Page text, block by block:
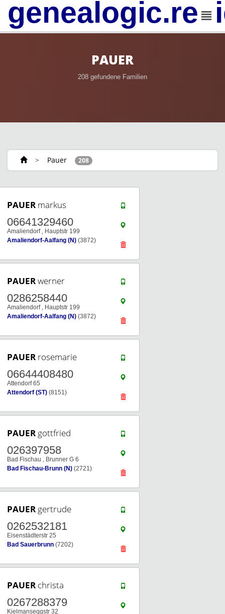
PAUER
208 gefundene Familien
> Pauer 208
PAUER markus
06641329460
Amaliendorf , Hauptstr 199
Amaliendorf-Aalfang (N) (3872)
PAUERwerner
0286258440
Amaliendorf , Hauptstr 199
Amaliendorf-Aalfang (N) (3872)
PAUER rosemarie
06644408480
Attendorf 65
Attendorf (ST) (8151)
PAUER gottfried
026397958
Bad Fischau , Brunner G 6
Bad Fischau-Brunn (N) (2721)
PAUER gertrude
0262532181
Eisenstädterstr 25
Bad Sauerbrunn (7202)
PAUER christa
0267288379
Kielmanseggstr 32